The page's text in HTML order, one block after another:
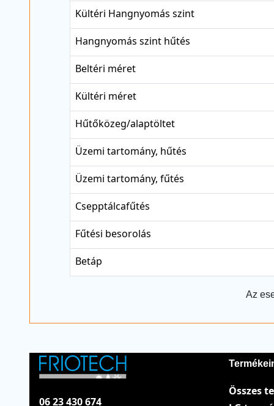
Kültéri Hangnyomás szint
Hangnyomás szint hűtés
Beltéri méret
Kültéri méret
Hűtőközeg/alaptöltet
Üzemi tartomány, hűtés
Üzemi tartomány, fűtés
Csepptálcafűtés
Fűtési besorolás
Betáp
Az
06 23 430 674
Összes